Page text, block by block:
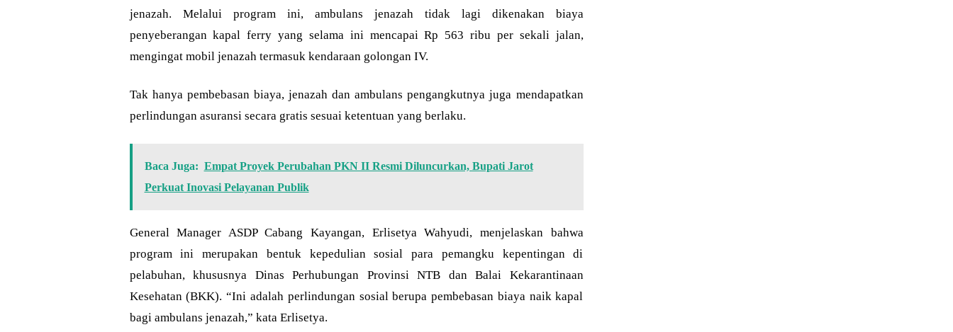
jenazah. Melalui program ini, ambulans jenazah tidak lagi dikenakan biaya
penyeberangan kapal ferry yang selama ini mencapai Rp 563 ribu per sekali jalan,
mengingat mobil jenazah termasuk kendaraan golongan IV.
Tak hanya pembebasan biaya, jenazah dan ambulans pengangkutnya juga mendapatkan
perlindungan asuransi secara gratis sesuai ketentuan yang berlaku.
Baca Juga: Empat Proyek Perubahan PKN II Resmi Diluncurkan, Bupati Jarot
Perkuat Inovasi Pelayanan Publik
General Manager ASDP Cabang Kayangan, Erlisetya Wahyudi, menjelaskan bahwa
program ini merupakan bentuk kepedulian sosial para pemangku kepentingan di
pelabuhan, khususnya Dinas Perhubungan Provinsi NTB dan Balai Kekarantinaan
Kesehatan (BKK). “Ini adalah perlindungan sosial berupa pembebasan biaya naik kapal
bagi ambulans jenazah,” kata Erlisetya.